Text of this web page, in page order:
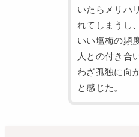
いたらメリハ
れてしまうし
いい塩梅の頻
人との付き合
わざ孤独に向
と感じた。